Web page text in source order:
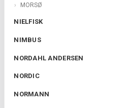
MORSØ
NIELFISK
NIMBUS
NORDAHL ANDERSEN
NORDIC
NORMANN